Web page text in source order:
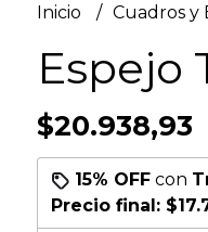
Inicio Cuadros y
Espejo
$20.938,93
15% OFFcon
Precio final: